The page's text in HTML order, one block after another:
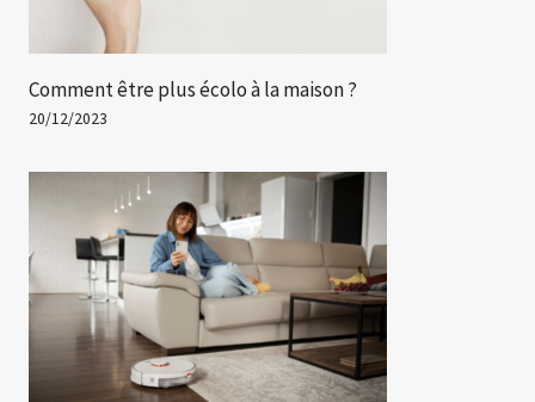
Comment être plus écolo à la maison ?
20/12/2023